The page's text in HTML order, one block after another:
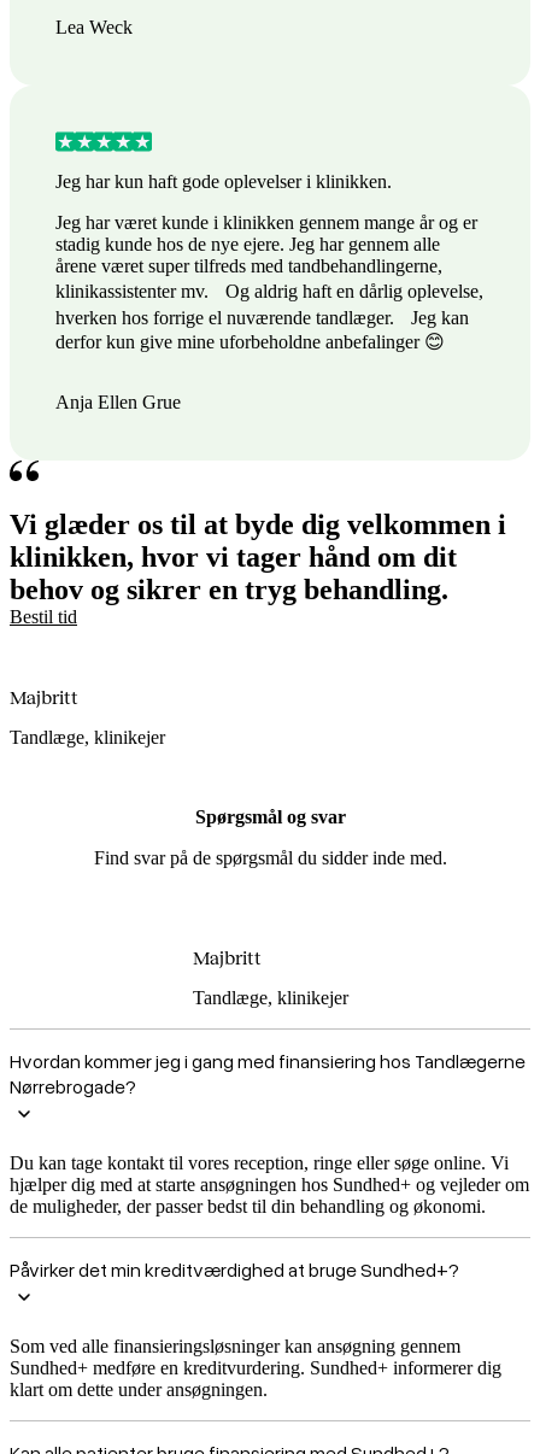
Lea Weck
Jeg har kun haft gode oplevelser i klinikken.
Jeg har været kunde i klinikken gennem mange år og er
stadig kunde hos de nye ejere. Jeg har gennem alle
årene været super tilfreds med tandbehandlingerne,
klinikassistenter mv. Og aldrig haft en dårlig oplevelse,
hverken hos forrige el nuværende tandlæger. Jeg kan
derfor kun give mine uforbeholdne anbefalinger 😊
Anja Ellen Grue
Vi glæder os til at byde dig velkommen i
klinikken, hvor vi tager hånd om dit
behov og sikrer en tryg behandling.
Bestil tid
Majbritt
Tandlæge, klinikejer
Spørgsmål og svar
Find svar på de spørgsmål du sidder inde med.
Majbritt
Tandlæge, klinikejer
Hvordan kommer jeg i gang med finansiering hos Tandlægerne
Nørrebrogade?
Du kan tage kontakt til vores reception, ringe eller søge online. Vi
hjælper dig med at starte ansøgningen hos Sundhed+ og vejleder om
de muligheder, der passer bedst til din behandling og økonomi.
Påvirker det min kreditværdighed at bruge Sundhed+?
Som ved alle finansieringsløsninger kan ansøgning gennem
Sundhed+ medføre en kreditvurdering. Sundhed+ informerer dig
klart om dette under ansøgningen.